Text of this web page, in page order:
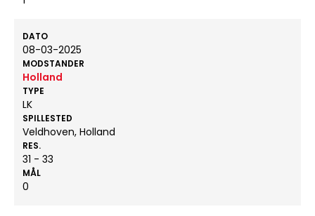
DATO
08-03-2025
MODSTANDER
Holland
TYPE
LK
SPILLESTED
Veldhoven, Holland
RES.
31 - 33
MÅL
0